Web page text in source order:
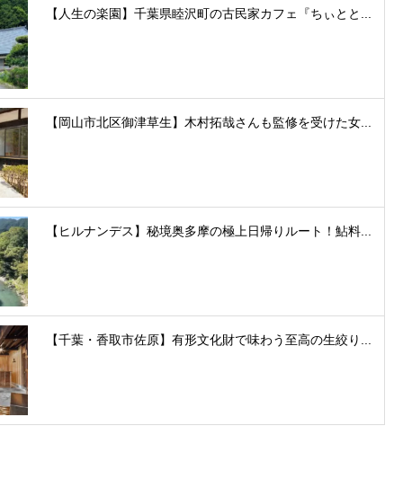
【人生の楽園】千葉県睦沢町の古民家カフェ『ちぃとと...
【岡山市北区御津草生】木村拓哉さんも監修を受けた女...
【ヒルナンデス】秘境奥多摩の極上日帰りルート！鮎料...
【千葉・香取市佐原】有形文化財で味わう至高の生絞り...